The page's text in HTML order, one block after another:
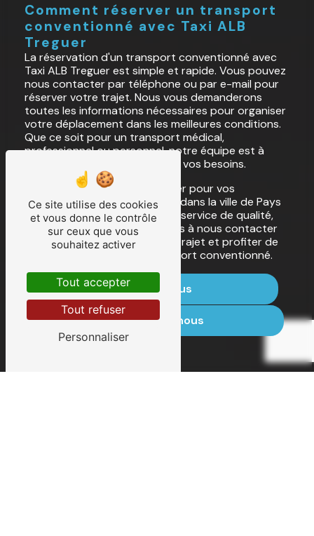
Comment réserver un transport
conventionné avec Taxi ALB
Treguer
La réservation d'un transport conventionné avec
Taxi ALB Treguer est simple et rapide. Vous pouvez
nous contacter par téléphone ou par e-mail pour
réserver votre trajet. Nous vous demanderons
toutes les informations nécessaires pour organiser
votre déplacement dans les meilleures conditions.
Que ce soit pour un transport médical,
professionnel ou personnel, notre équipe est à
votre écoute pour répondre à vos besoins.
En choisissant Taxi ALB Treguer pour vos
déplacements conventionnés dans la ville de Pays
Bigouden, vous optez pour un service de qualité,
fiable et sécurisé. N'hésitez pas à nous contacter
pour réserver votre prochain trajet et profiter de
notre expertise dans le transport conventionné.
En savoir plus
Contactez-nous
Ce site utilise des cookies
et vous donne le contrôle
sur ceux que vous
souhaitez activer
Tout accepter
Tout refuser
Personnaliser